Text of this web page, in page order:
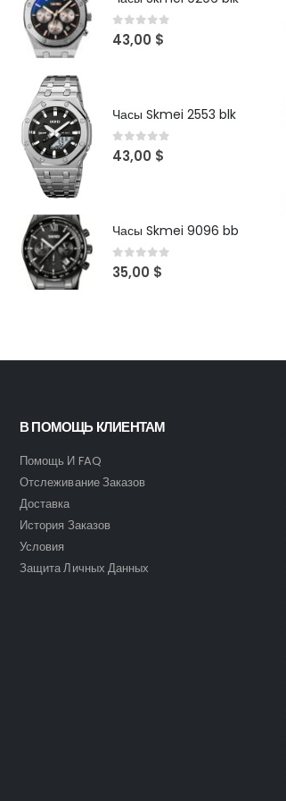
0 out of 5
43,00 $
Часы Skmei 2553 blk
0 out of 5
43,00 $
Часы Skmei 9096 bb
0out of 5
35,00 $
В ПОМОЩЬ КЛИЕНТАМ
Помощь И FAQ
Отслеживание Заказов
Доставка
История Заказов
Условия
Защита Личных Данных